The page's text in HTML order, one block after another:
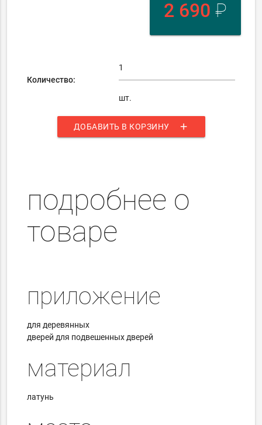
2 690 ₽
Количество:
шт.
ДОБАВИТЬ В КОРЗИНУ add
подробнее о
товаре
приложение
для деревянных
дверей для подвешенных дверей
материал
латунь